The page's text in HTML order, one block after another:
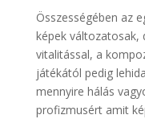
Összességében az
képek változatosak,
vitalitással, a
játékától pedig
mennyire hálás
profizmusért amit